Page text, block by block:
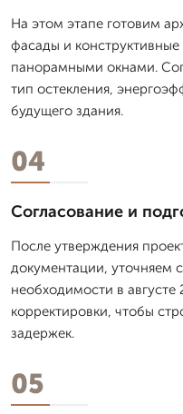
На этом этапе готовим
фасады и
панорамными окнами.
тип остекления,
будущего здания.
04
Согласование и
После утверждения
документации, уточняем
необходимости в
корректировки, чтобы
задержек.
05